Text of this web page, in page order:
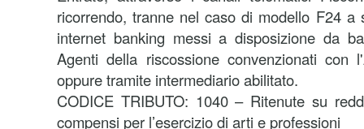
ricorrendo, tranne nel caso di modello F24
internet banking messi a disposizione da
Agenti della riscossione convenzionati con
oppure tramite intermediario abilitato.
CODICE TRIBUTO: 1040 – Ritenute su
compensi per l’esercizio di arti e professioni